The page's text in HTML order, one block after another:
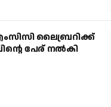
ലൈബ്രറിക്ക്
പേര് നല്‍കി